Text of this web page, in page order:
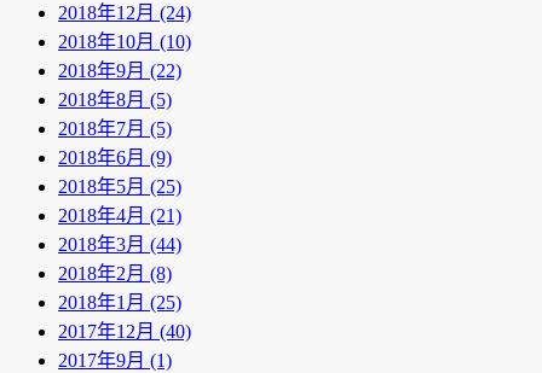
2018年12月 (24)
2018年10月 (10)
2018年9月 (22)
2018年8月 (5)
2018年7月 (5)
2018年6月 (9)
2018年5月 (25)
2018年4月 (21)
2018年3月 (44)
2018年2月 (8)
2018年1月 (25)
2017年12月 (40)
2017年9月 (1)